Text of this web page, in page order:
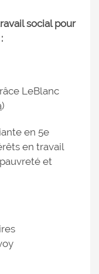
social pour
LeBlanc
)
en 5e
en travail
et